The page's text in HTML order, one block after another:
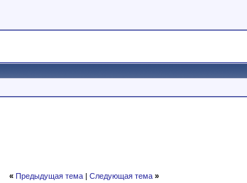
« Предыдущая тема| Следующая тема »